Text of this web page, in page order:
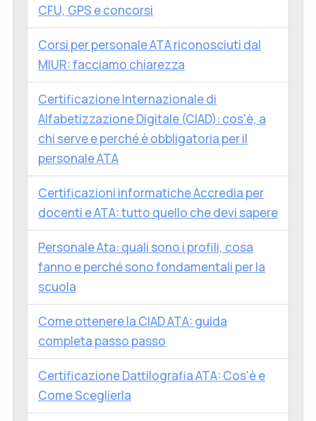
CFU, GPS e concorsi
Corsi per personale ATA riconosciuti dal
MIUR: facciamo chiarezza
Certificazione Internazionale di
Alfabetizzazione Digitale (CIAD): cos'è, a
chi serve e perché è obbligatoria per il
personale ATA
Certificazioni informatiche Accredia per
docenti e ATA: tutto quello che devi sapere
Personale Ata: quali sono i profili, cosa
fanno e perché sono fondamentali per la
scuola
Come ottenere la CIAD ATA: guida
completa passo passo
Certificazione Dattilografia ATA: Cos'è e
Come Sceglierla